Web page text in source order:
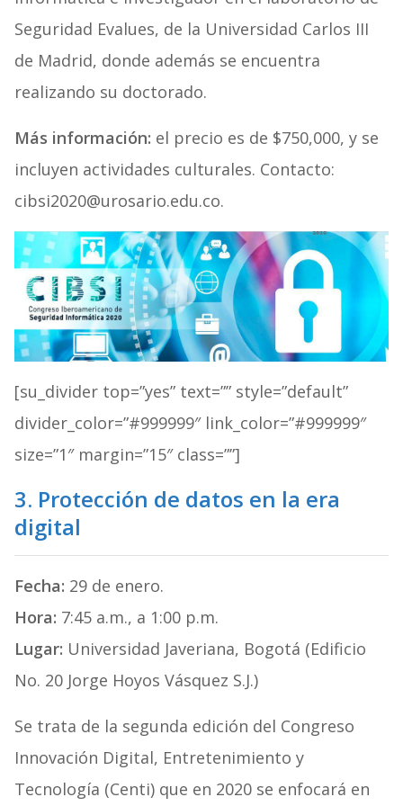
Seguridad Evalues, de la Universidad Carlos III
de Madrid, donde además se encuentra
realizando su doctorado.
Más información: el precio es de $750,000, y se
incluyen actividades culturales. Contacto:
cibsi2020@urosario.edu.co.
[su_divider top=”yes” text=”” style=”default”
divider_color=”#999999″ link_color=”#999999″
size=”1″ margin=”15″ class=””]
3. Protección de datos en la era
digital
Fecha: 29 de enero.
Hora: 7:45 a.m., a 1:00 p.m.
Lugar: Universidad Javeriana, Bogotá (Edificio
No. 20 Jorge Hoyos Vásquez S.J.)
Se trata de la segunda edición del Congreso
Innovación Digital, Entretenimiento y
Tecnología (Centi) que en 2020 se enfocará en